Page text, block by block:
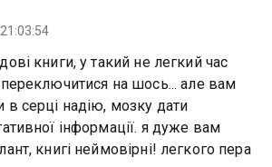
книги, у такий не легкий час
переключитися на шось... але вам
в серці надію, мозку дати
інформації. я дуже вам
книгі неймовірні! легкого пера